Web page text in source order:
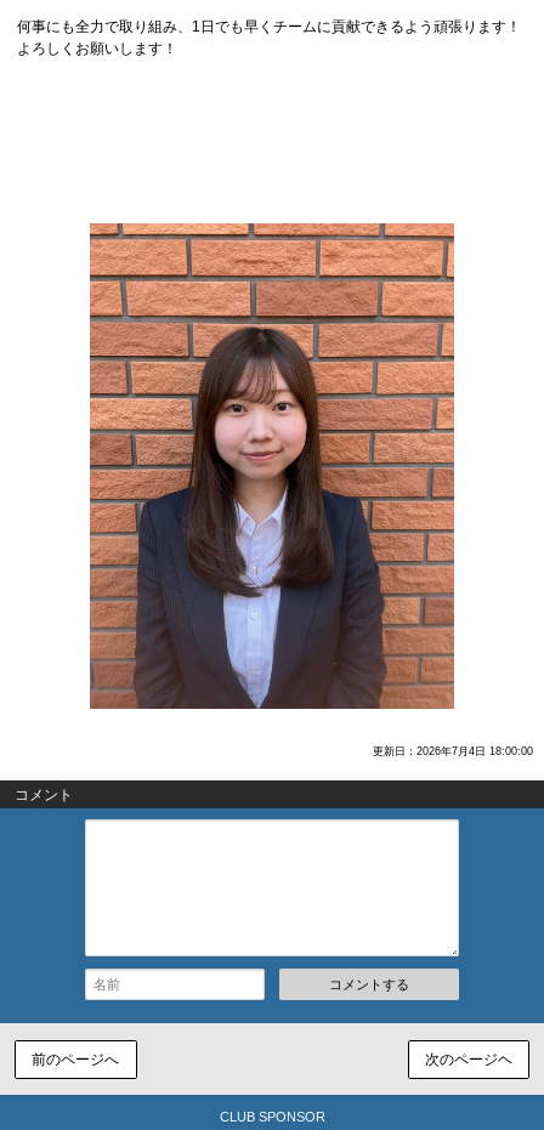
何事にも全力で取り組み、1日でも早くチームに貢献できるよう頑張ります！
よろしくお願いします！
更新日：2026年7月4日 18:00:00
コメント
コメントする
前のページへ 次のページヘ
CLUB SPONSOR